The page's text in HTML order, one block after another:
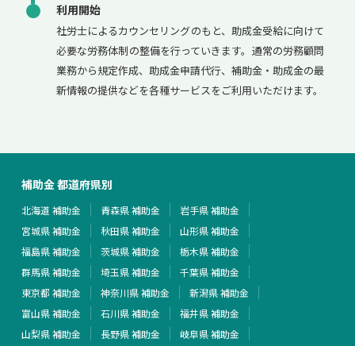
利用開始
社労士によるカウンセリングのもと、助成金受給に向けて
必要な労務体制の整備を行っていきます。通常の労務顧問
業務から規定作成、助成金申請代行、補助金・助成金の最
新情報の提供などを各種サービスをご利用いただけます。
補助金 都道府県別
北海道 補助金 青森県 補助金
岩手県 補助金
宮城県 補助金
秋田県 補助金
山形県 補助金
福島県 補助金
茨城県 補助金
栃木県 補助金
群馬県 補助金
埼玉県 補助金
千葉県 補助金
東京都 補助金
神奈川県 補助金
新潟県 補助金
富山県 補助金
石川県 補助金
福井県 補助金
山梨県 補助金
長野県 補助金
岐阜県 補助金